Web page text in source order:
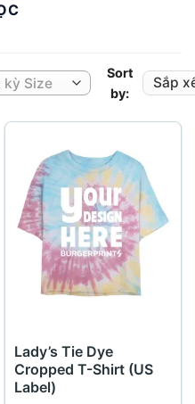
kỳ Size
Sort
by:
Lady’s Tie Dye
Cropped T-Shirt (US
Label)